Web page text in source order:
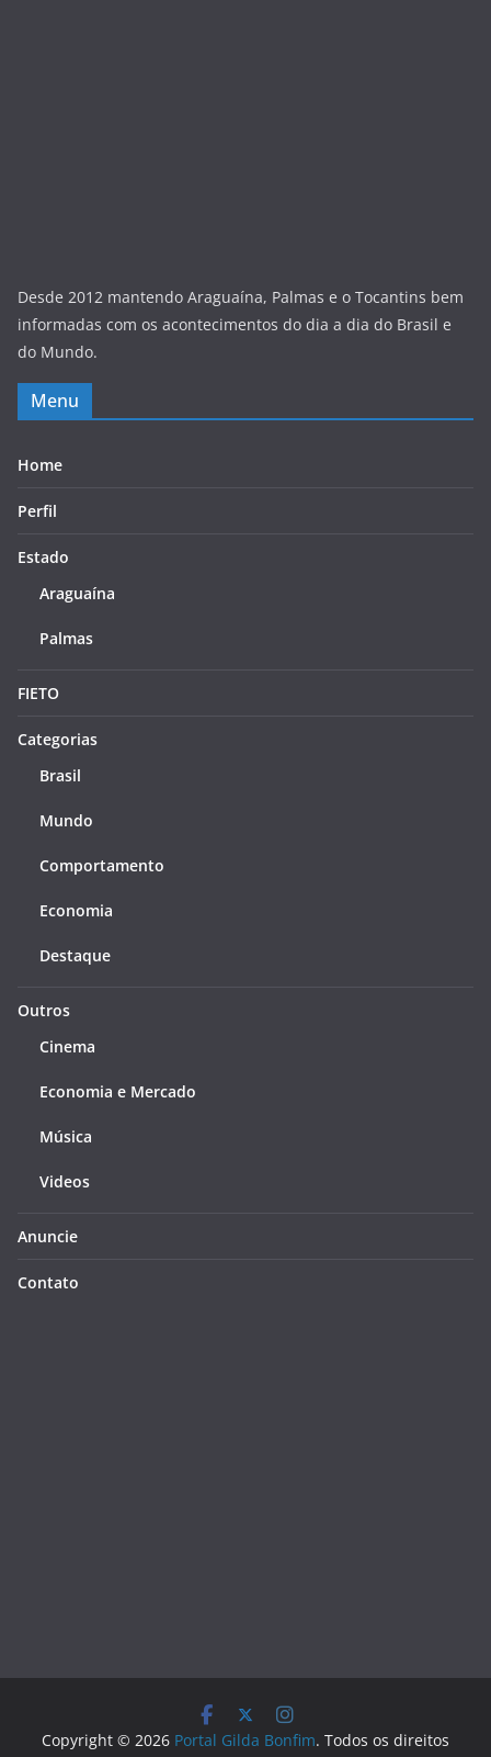
Desde 2012 mantendo Araguaína, Palmas e o Tocantins bem
informadas com os acontecimentos do dia a dia do Brasil e
do Mundo.
Menu
Home
Perfil
Estado
Araguaína
Palmas
FIETO
Categorias
Brasil
Mundo
Comportamento
Economia
Destaque
Outros
Cinema
Economia e Mercado
Música
Videos
Anuncie
Contato
Copyright © 2026 Portal Gilda Bonfim. Todos os direitos